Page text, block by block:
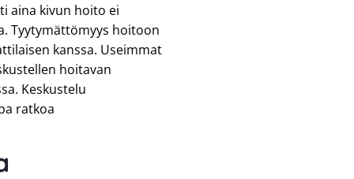
aina kivun hoito ei
Tyytymättömyys hoitoon
kanssa. Useimmat
hoitavan
Keskustelu
ratkoa